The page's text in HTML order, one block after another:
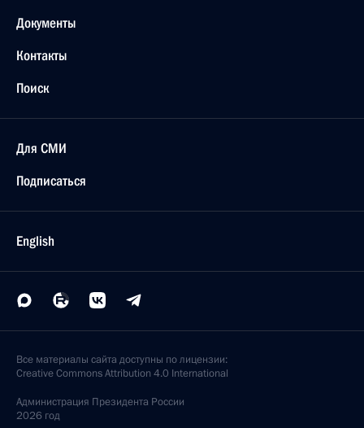
Документы
Контакты
Поиск
Для СМИ
Подписаться
English
Все материалы сайта доступны по лицензии:
Creative Commons Attribution 4.0 International
Администрация Президента России
2026 год